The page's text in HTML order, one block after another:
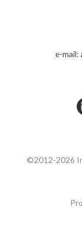
e-mail:
©2012-2026